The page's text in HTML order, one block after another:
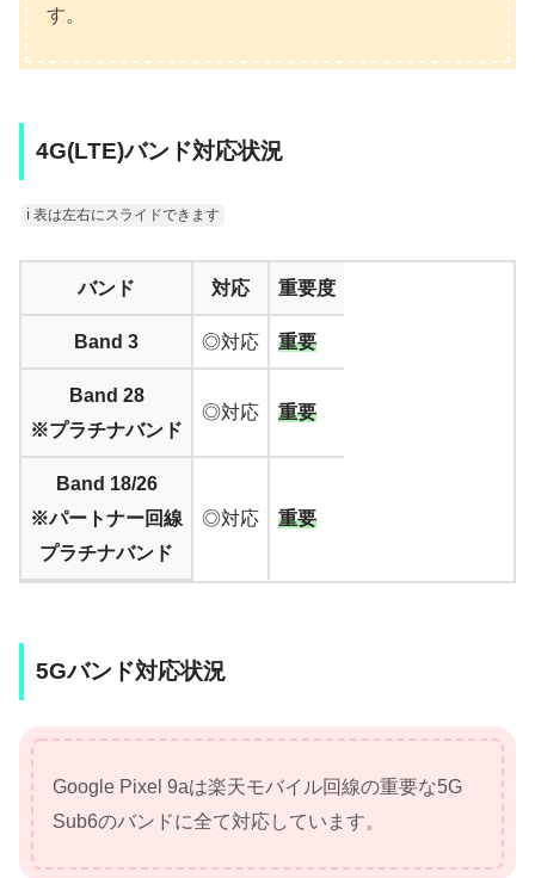
す。
4G(LTE)バンド対応状況
ℹ︎ 表は左右にスライドできます
バンド 対応 重要度
Band 3 ◎対応 重要
Band 28
※プラチナバンド
◎対応 重要
Band 18/26
※パートナー回線
プラチナバンド
◎対応 重要
5Gバンド対応状況
Google Pixel 9aは楽天モバイル回線の重要な5G
Sub6のバンドに全て対応しています。